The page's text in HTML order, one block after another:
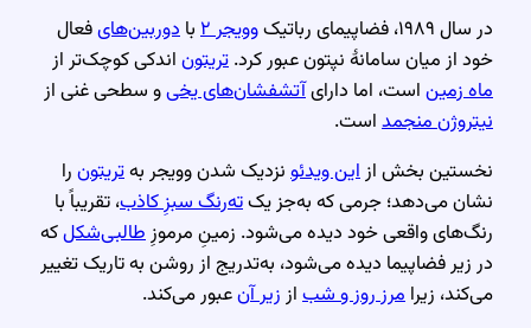
در سال ۱۹۸۹، فضاپیمای رباتیک
وویجر ۲ بادوربین‌هایفعال
خود از میان سامانهٔ نپتون عبور کرد.تریتوناندکی کوچک‌تر از
ماه زمیناست، اما دارایآتشفشان‌های یخیو سطحی غنی از
نیتروژن منجمداست.
نخستین بخش ازاین ویدئونزدیک شدن وویجر بهتریتونرا
نشان می‌دهد؛ جرمی که به‌جز یکته‌رنگ سبزِ کاذب، تقریباً با
رنگ‌های واقعی خود دیده می‌شود. زمینِ مرموزِطالبی‌شکلکه
در زیر فضاپیما دیده می‌شود، به‌تدریج از روشن به تاریک تغییر
می‌کند، زیرامرز روز و شباززیر آنعبور می‌کند.